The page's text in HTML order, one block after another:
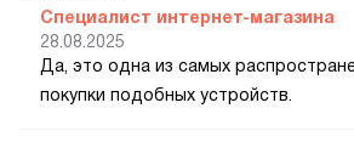
Специалист интернет-магазина
28.08.2025
Да, это одна из самых
покупки подобных устройств.